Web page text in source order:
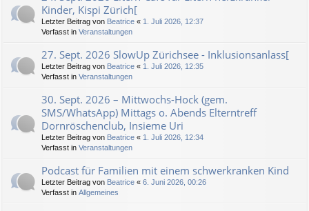
Kinder, Kispi Zürich[
Letzter Beitrag von Beatrice « 1. Juli 2026, 12:37
Verfasst in Veranstaltungen
27. Sept. 2026 SlowUp Zürichsee - Inklusionsanlass[
Letzter Beitrag von Beatrice « 1. Juli 2026, 12:35
Verfasst in Veranstaltungen
30. Sept. 2026 – Mittwochs-Hock (gem.
SMS/WhatsApp) Mittags o. Abends Elterntreff
Dornröschenclub, Insieme Uri
Letzter Beitrag von Beatrice « 1. Juli 2026, 12:34
Verfasst in Veranstaltungen
Podcast für Familien mit einem schwerkranken Kind
Letzter Beitrag von Beatrice « 6. Juni 2026, 00:26
Verfasst in Allgemeines